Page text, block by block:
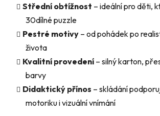
v
p
u
Střední obtížnost – ideální pro děti,
30dílné puzzle
Pestré motivy – od pohádek po
života
Kvalitní provedení – silný karton,
barvy
Didaktický přínos – skládání
motoriku i vizuální vnímání